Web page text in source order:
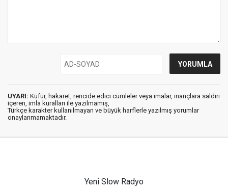
UYARI: Küfür, hakaret, rencide edici cümleler veya imalar, inançlara saldırı
içeren, imla kuralları ile yazılmamış,
Türkçe karakter kullanılmayan ve büyük harflerle yazılmış yorumlar
onaylanmamaktadır.
Yeni Slow Radyo